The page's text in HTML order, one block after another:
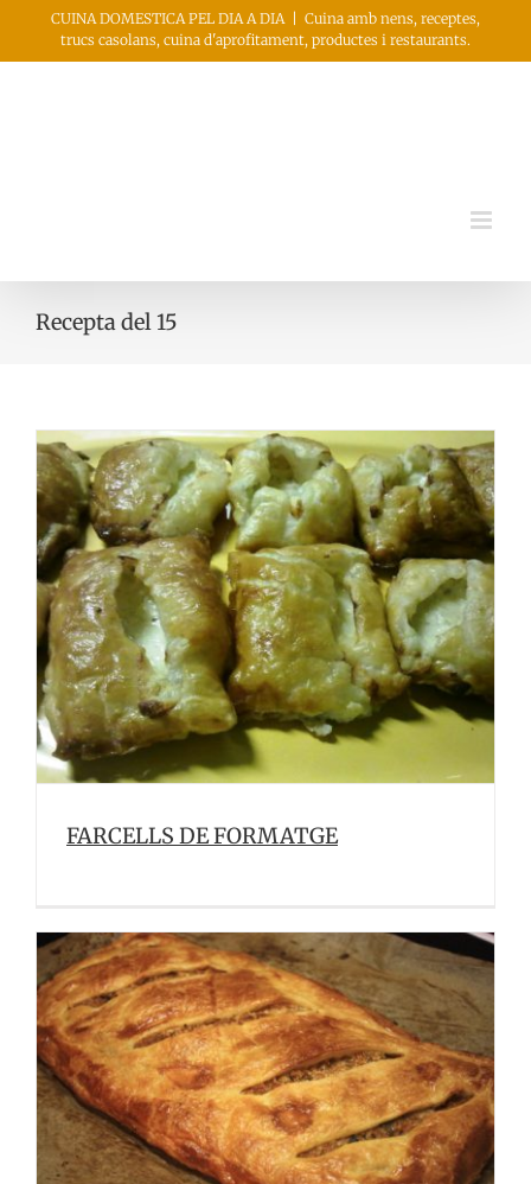
CUINA DOMESTICA PEL DIA A DIA
Cuina amb nens, receptes,
trucs casolans, cuina d'aprofitament, productes i restaurants.
Recepta del 15
FARCELLS DE FORMATGE